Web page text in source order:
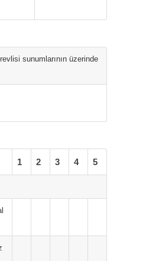
sunumlarının üzerinde
1 2 3 4 5